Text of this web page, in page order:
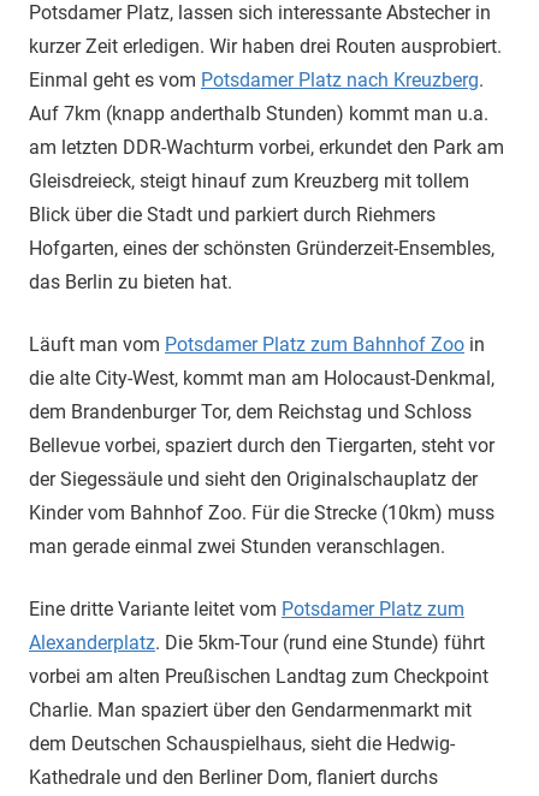
Potsdamer Platz, lassen sich interessante Abstecher in
kurzer Zeit erledigen. Wir haben drei Routen ausprobiert.
Einmal geht es vom Potsdamer Platz nach Kreuzberg.
Auf 7km (knapp anderthalb Stunden) kommt man u.a.
am letzten DDR-Wachturm vorbei, erkundet den Park am
Gleisdreieck, steigt hinauf zum Kreuzberg mit tollem
Blick über die Stadt und parkiert durch Riehmers
Hofgarten, eines der schönsten Gründerzeit-Ensembles,
das Berlin zu bieten hat.
Läuft man vom Potsdamer Platz zum Bahnhof Zoo in
die alte City-West, kommt man am Holocaust-Denkmal,
dem Brandenburger Tor, dem Reichstag und Schloss
Bellevue vorbei, spaziert durch den Tiergarten, steht vor
der Siegessäule und sieht den Originalschauplatz der
Kinder vom Bahnhof Zoo. Für die Strecke (10km) muss
man gerade einmal zwei Stunden veranschlagen.
Eine dritte Variante leitet vom Potsdamer Platz zum
Alexanderplatz. Die 5km-Tour (rund eine Stunde) führt
vorbei am alten Preußischen Landtag zum Checkpoint
Charlie. Man spaziert über den Gendarmenmarkt mit
dem Deutschen Schauspielhaus, sieht die Hedwig-
Kathedrale und den Berliner Dom, flaniert durchs